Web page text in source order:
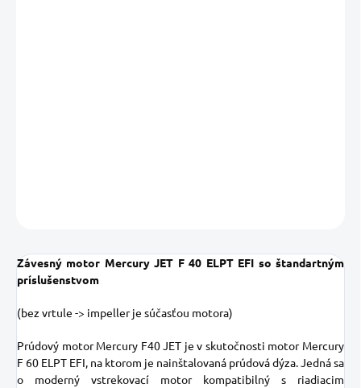
Závesný motor Mercury JET F 40 ELPT EFI so štandartným
príslušenstvom
(bez vrtule -> impeller je súčasťou motora)
Prúdový motor Mercury F40 JET je v skutočnosti motor Mercury
F 60 ELPT EFI, na ktorom je nainštalovaná prúdová dýza. Jedná sa
o moderný vstrekovací motor kompatibilný s riadiacim